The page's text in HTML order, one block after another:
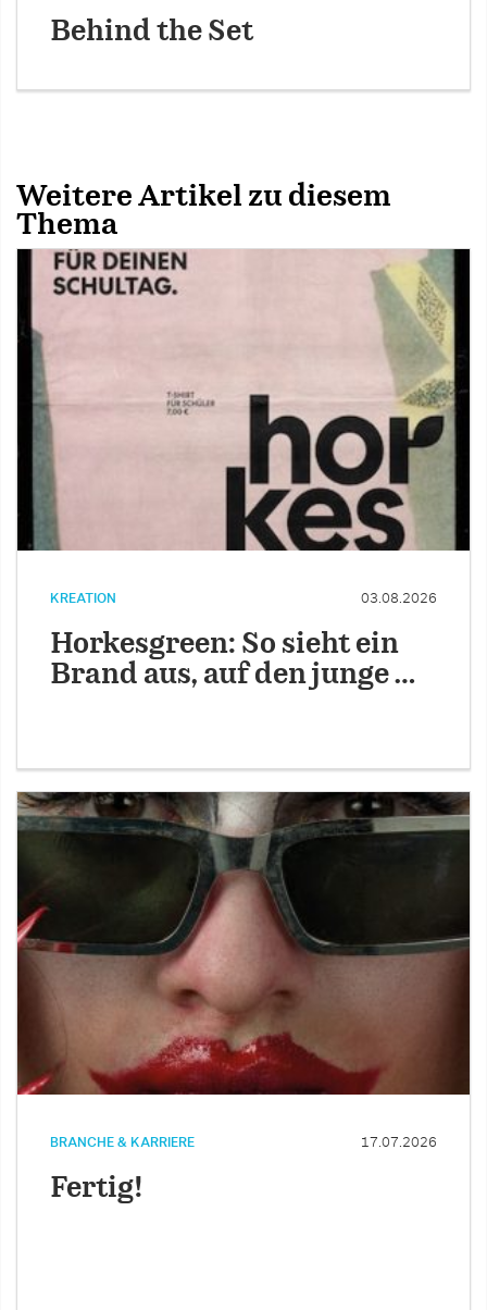
Behind the Set
Weitere Artikel zu diesem
Thema
KREATION 03.08.2026
Horkesgreen: So sieht ein
Brand aus, auf den junge …
BRANCHE & KARRIERE 17.07.2026
Fertig!